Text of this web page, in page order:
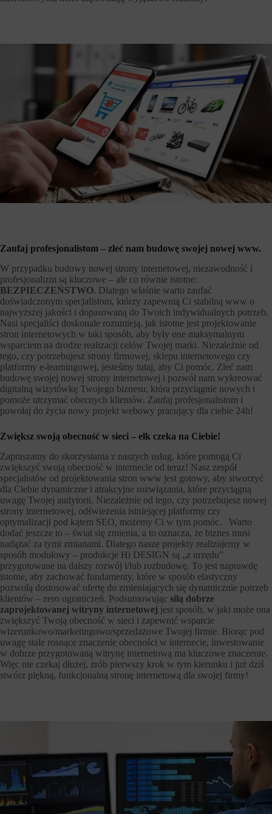
Zaufaj profesjonalistom – zleć nam budowę swojej nowej www.
W przypadku budowy nowej strony internetowej, niezawodność i
profesjonalizm są kluczowe – ale co równie istotne:
BEZPIECZEŃSTWO. Dlatego właśnie warto zaufać
doświadczonym specjalistom, którzy zapewnią Ci stabilną www o
najwyższej jakości i dopasowaną do Twoich indywidualnych potrzeb.
Nasi specjaliści doskonale rozumieją, jak istotne jest projektowanie
stron internetowych w taki sposób, aby były one maksymalnym
wsparciem na drodze realizacji celów Twojej marki. Niezależnie od
tego, czy potrzebujesz strony firmowej, sklepu internetowego czy
platformy e-learningowej, jesteśmy tutaj, aby Ci pomóc. Zleć nam
budowę swojej nowej strony internetowej i pozwól nam wykreować
digitalną wizytówkę Twojego biznesu, która przyciągnie nowych i
pomoże utrzymać obecnych klientów. Zaufaj profesjonalistom i
powołaj do życia nowy projekt webowy pracujący dla ciebie 24h!
Zwiększ swoją obecność w sieci – ełk czeka na Ciebie!
Zapraszamy do skorzystania z naszych usług, które pomogą Ci
zwiększyć swoją obecność w internecie od teraz! Nasz zespół
specjalistów od projektowania stron www jest gotowy, aby stworzyć
dla Ciebie dynamiczne i atrakcyjne rozwiązania, które przyciągną
uwagę Twojej audytorii. Niezależnie od tego, czy potrzebujesz nowej
strony internetowej, odświeżenia istniejącej platformy czy
optymalizacji pod kątem SEO, możemy Ci w tym pomóc. Warto
dodać jeszcze to – świat się zmienia, a to oznacza, że biznes musi
nadążać za tymi zmianami. Dlatego nasze projekty realizujemy w
sposób modułowy – produkcje Hi DESIGN są „z urzędu”
przygotowane na dalszy rozwój i/lub rozbudowę. To jest naprawdę
istotne, aby zachować fundamenty, które w sposób elastyczny
pozwolą dostosować ofertę do zmieniających się dynamicznie potrzeb
klientów – zero ograniczeń. Podsumowując siłą dobrze
zaprojektowanej witryny internetowej jest sposób, w jaki może ona
zwiększyć Twoją obecność w sieci i zapewnić wsparcie
wizerunkowo/marketingowo/sprzedażowe Twojej firmie. Biorąc pod
uwagę stale rosnące znaczenie obecności w internecie, inwestowanie
w dobrze przygotowaną witrynę internetową ma kluczowe znaczenie.
Więc nie czekaj dłużej, zrób pierwszy krok w tym kierunku i już dziś
stwórz piękną, funkcjonalną stronę internetową dla swojej firmy!